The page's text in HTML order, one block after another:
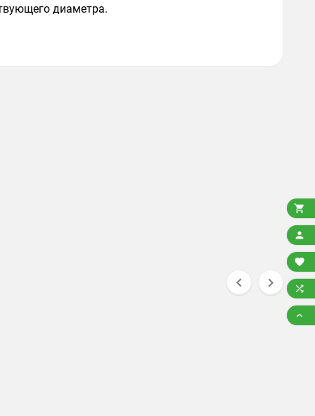
диаметра.
 




